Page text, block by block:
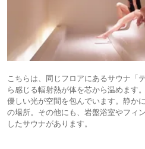
こちらは、同じフロアにあるサウナ「
ら感じる輻射熱が体を芯から温めます
優しい光が空間を包んでいます。静か
の場所。その他にも、岩盤浴室やフィ
したサウナがあります。